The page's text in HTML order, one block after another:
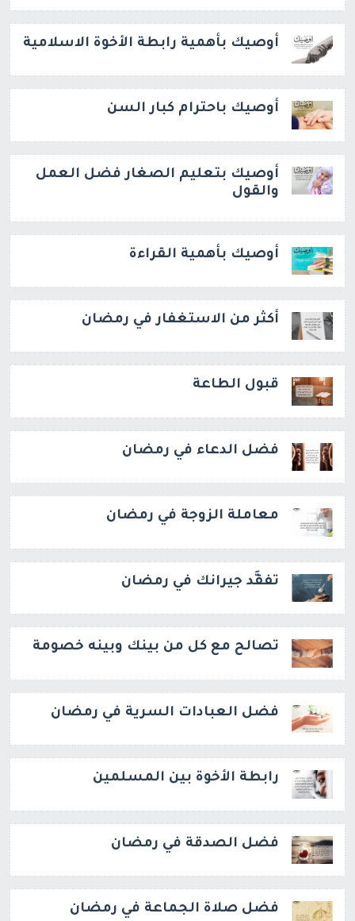
أوصيك بأهمية رابطة الأخوة الاسلامية
أوصيك باحترام كبار السن
أوصيك بتعليم الصغار فضل العمل
والقول
أوصيك بأهمية القراءة
أكثر من الاستغفار في رمضان
قبول الطاعة
فضل الدعاء في رمضان
معاملة الزوجة في رمضان
تفقَّد جيرانك في رمضان
تصالح مع كل من بينك وبينه خصومة
فضل العبادات السرية في رمضان
رابطة الأخوة بين المسلمين
فضل الصدقة في رمضان
فضل صلاة الجماعة في رمضان